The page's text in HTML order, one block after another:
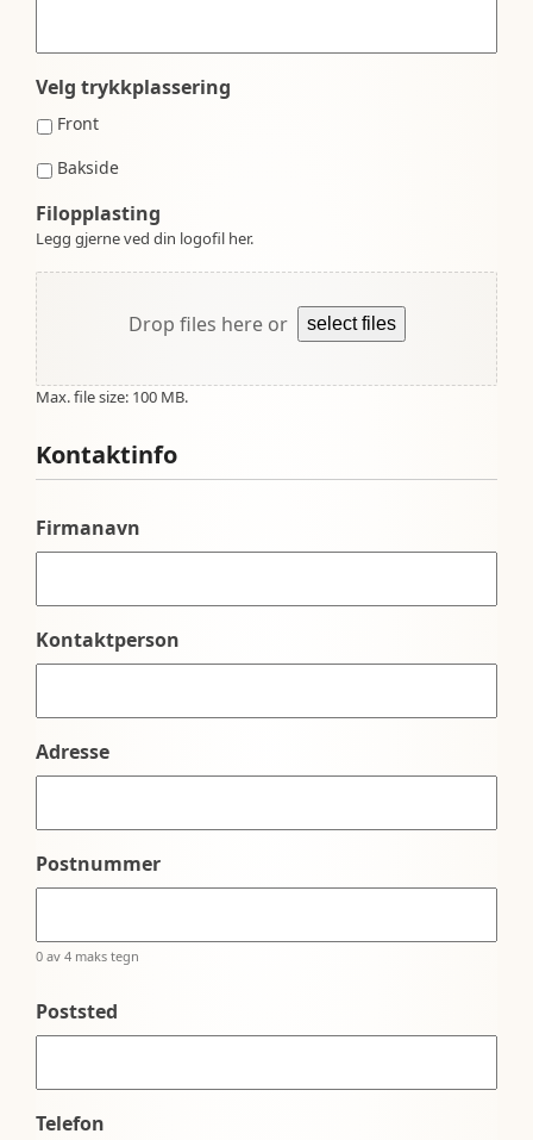
Velg trykkplassering
Front
Bakside
Filopplasting
Legg gjerne ved din logofil her.
Drop files here or select files
Max. file size: 100 MB.
Kontaktinfo
Firmanavn
Kontaktperson
Adresse
Postnummer
0 av 4 maks tegn
Poststed
Telefon